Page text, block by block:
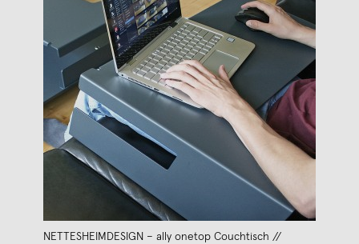
NETTESHEIMDESIGN – ally onetop Couchtisch //